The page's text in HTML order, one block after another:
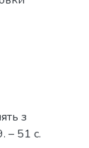
з
– 51 с.